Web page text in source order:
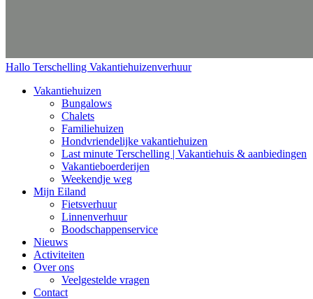
Hallo Terschelling Vakantiehuizenverhuur
Vakantiehuizen
Bungalows
Chalets
Familiehuizen
Hondvriendelijke vakantiehuizen
Last minute Terschelling | Vakantiehuis & aanbiedingen
Vakantieboerderijen
Weekendje weg
Mijn Eiland
Fietsverhuur
Linnenverhuur
Boodschappenservice
Nieuws
Activiteiten
Over ons
Veelgestelde vragen
Contact